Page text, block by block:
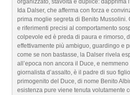
organizzato, stavolta è duplice: dapprima
Ida Dalser, che afferma con forza e
prima moglie segreta di Benito Mussolini.
e riferimenti precisi al comportamento
colpevole ed è preda di paura e rimorso,
effettivamente più ambiguo, guardingo e
come se non bastasse, la Dalser rivela
all’epoca non ancora il Duce, e
giornalista d’assalto, è il padre di suo
primogenito del Duce, di nome Benito
esistenza pure viene tenuta volutamente